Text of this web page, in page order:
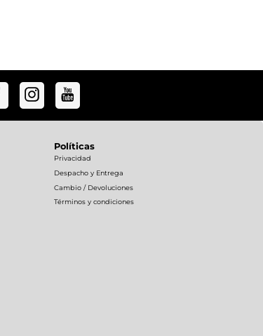
Políticas
Privacidad
Despacho y Entrega
Cambio / Devoluciones
Términos y condiciones